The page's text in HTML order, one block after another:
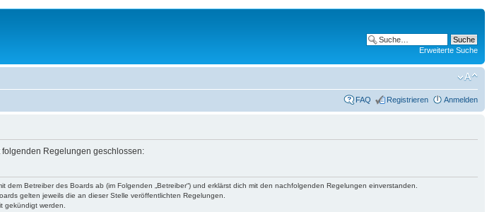
Erweiterte Suche
FAQ Registrieren Anmelden
folgenden Regelungen geschlossen:
Betreiber des Boards ab (im Folgenden „Betreiber“) und erklärst dich mit den nachfolgenden Regelungen einverstanden.
gelten jeweils die an dieser Stelle veröffentlichten Regelungen.
gekündigt werden.